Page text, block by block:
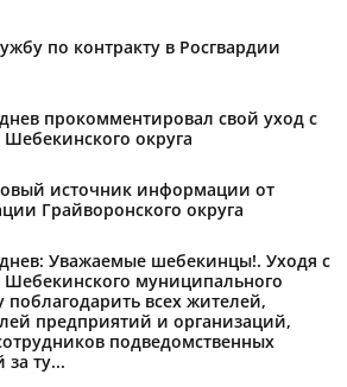
по контракту в Росгвардии
прокомментировал свой уход с
Шебекинского округа
источник информации от
Грайворонского округа
Уважаемые шебекинцы!. Уходя с
Шебекинского муниципального
поблагодарить всех жителей,
предприятий и организаций,
подведомственных
ту...